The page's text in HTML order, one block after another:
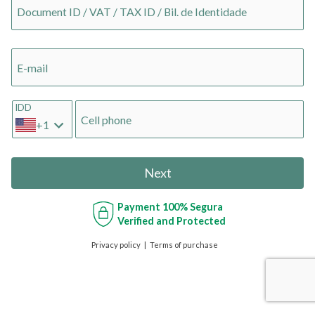
Document ID / VAT / TAX ID / Bil. de Identidade
E-mail
IDD
+1 Cell phone
Next
Payment 100% Segura
Verified and Protected
Privacy policy Terms of purchase